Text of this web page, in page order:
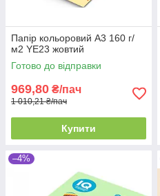
Папір кольоровий А3 160 г/
м2 YE23 жовтий
Готово до відправки
969,80 ₴/пач
1 010,21 ₴/пач
Купити
–4%